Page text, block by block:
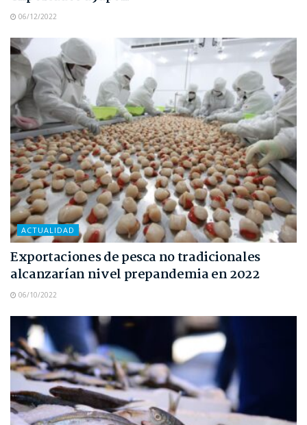
06/12/2022
ACTUALIDAD
Exportaciones de pesca no tradicionales
alcanzarían nivel prepandemia en 2022
06/10/2022